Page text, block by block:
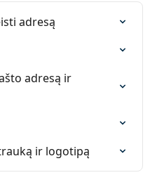
adresą
adresą ir
ir logotipą